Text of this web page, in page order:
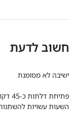
חשוב לדעת
ישיבה לא מסומנת
פתיחת דלתות כ-45 דקות לפני מועד המופע
השעות עשויות